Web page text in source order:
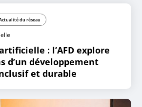
du réseau
: l’AFD explore
d’un développement
et durable